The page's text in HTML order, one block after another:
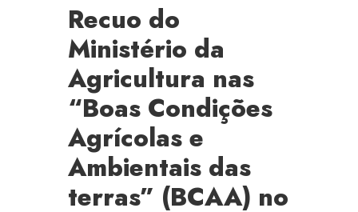
Recuo do
Ministério da
Agricultura nas
“Boas Condições
Agrícolas e
Ambientais das
terras” (BCAA) no